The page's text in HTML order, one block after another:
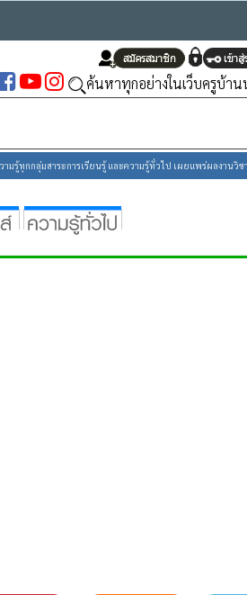
ค้นหาทุกอย่างในเว็บครูบ้าน
มรู้ทุกกลุ่มสาระการเรียนรู้ และความรู้ทั่วไป เผยแพร่ผลงานวิช